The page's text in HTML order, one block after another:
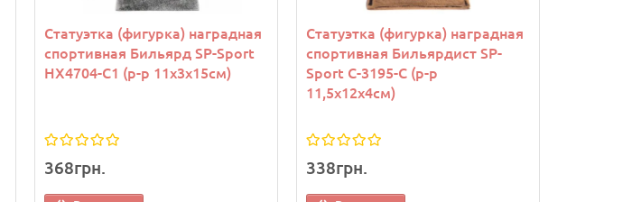
Статуэтка (фигурка) наградная
спортивная Бильярд SP-Sport
HX4704-C1 (р-р 11х3х15см)
368грн.
Статуэтка (фигурка) наградная
спортивная Бильярдист SP-
Sport C-3195-C (р-р
11,5х12х4см)
338грн.